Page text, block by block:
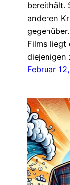
bereithält.
anderen
Films liegt
diejenigen
Februar